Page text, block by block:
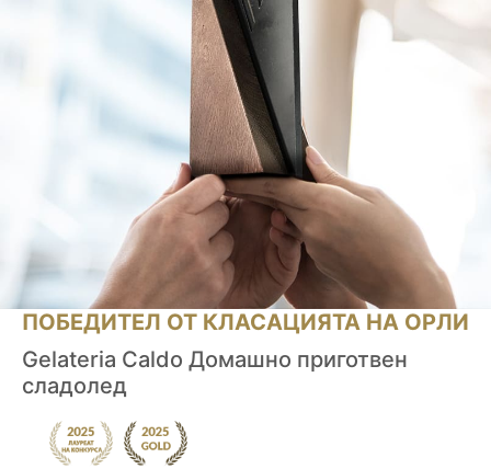
ПОБЕДИТЕЛ ОТ КЛАСАЦИЯТА НА ОРЛИ
Gelateria Caldo Домашно приготвен
сладолед